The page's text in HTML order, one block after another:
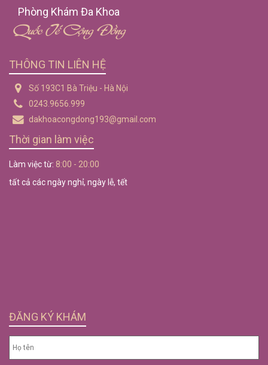
Phòng Khám Đa Khoa
Quốc Tế Cộng Đồng
THÔNG TIN LIÊN HỆ
Số 193C1 Bà Triệu - Hà Nội
0243.9656.999
dakhoacongdong193@gmail.com
Thời gian làm việc
Làm việc từ: 8:00 - 20:00
tất cả các ngày nghỉ, ngày lễ, tết
ĐĂNG KÝ KHÁM